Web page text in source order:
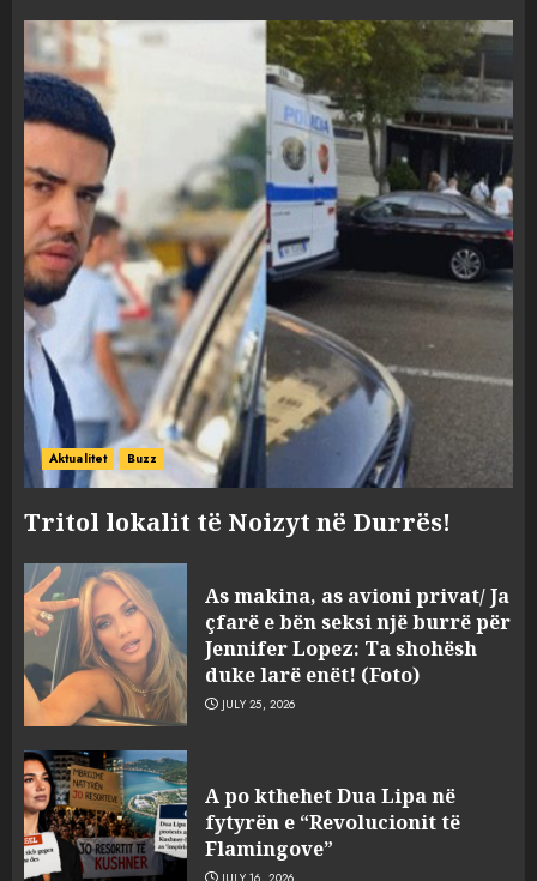
Aktualitet Buzz
Tritol lokalit të Noizyt në Durrës!
As makina, as avioni privat/ Ja
çfarë e bën seksi një burrë për
Jennifer Lopez: Ta shohësh
duke larë enët! (Foto)
JULY 25, 2026
A po kthehet Dua Lipa në
fytyrën e “Revolucionit të
Flamingove”
JULY 16, 2026
3
racist në rrjetet sociale ndaj
gazetarit grek me origjinë
shqiptare: Je mysafir këtu,
nuk duhet të flasësh!